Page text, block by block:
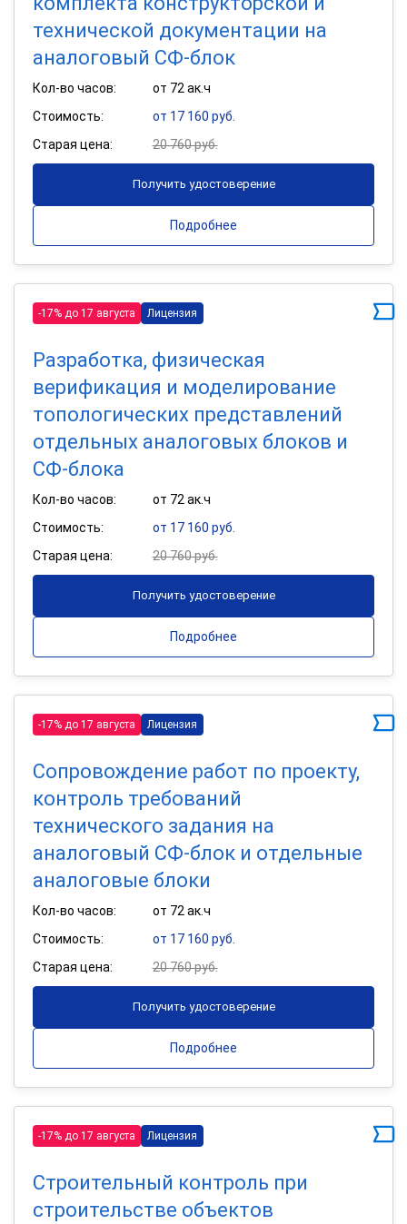
технической документации на
аналоговый СФ-блок
Кол-во часов:
от 72 ак.ч
Стоимость:
от 17 160 руб.
Старая цена:
20 760 руб.
Получить удостоверение
Подробнее
-17% до 17 августа Лицензия
Разработка, физическая
верификация и моделирование
топологических представлений
отдельных аналоговых блоков и
СФ-блока
Кол-во часов:
от 72 ак.ч
Стоимость:
от 17 160 руб.
Старая цена:
20 760 руб.
Получить удостоверение
Подробнее
-17% до 17 августа Лицензия
Сопровождение работ по проекту,
контроль требований
технического задания на
аналоговый СФ-блок и отдельные
аналоговые блоки
Кол-во часов:
от 72 ак.ч
Стоимость:
от 17 160 руб.
Старая цена:
20 760 руб.
Получить удостоверение
Подробнее
-17% до 17 августа Лицензия
Строительный контроль при
строительстве объектов